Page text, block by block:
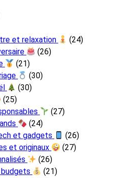
et relaxation
(24)
(26)
(21)
(30)
(30)
(25)
(27)
(24)
et gadgets
(26)
et originaux
(27)
(26)
(21)